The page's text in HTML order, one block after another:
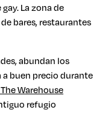
La zona de
bares, restaurantes
abundan los
buen precio durante
The Warehouse
refugio